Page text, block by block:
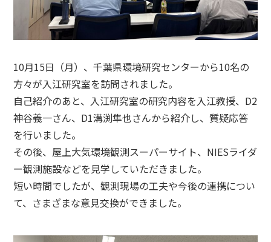
10月15日（月）、千葉県環境研究センターから10名の
方々が入江研究室を訪問されました。
自己紹介のあと、入江研究室の研究内容を入江教授、D2
神谷義一さん、D1溝渕隼也さんから紹介し、質疑応答
を行いました。
その後、屋上大気環境観測スーパーサイト、NIESライダ
ー観測施設などを見学していただきました。
短い時間でしたが、観測現場の工夫や今後の連携につい
て、さまざまな意見交換ができました。